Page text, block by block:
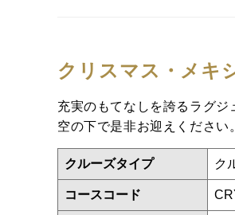
クリスマス・メキ
充実のもてなしを誇るラグ
空の下で是非お迎えください。
クルーズタイプ ク
コースコード